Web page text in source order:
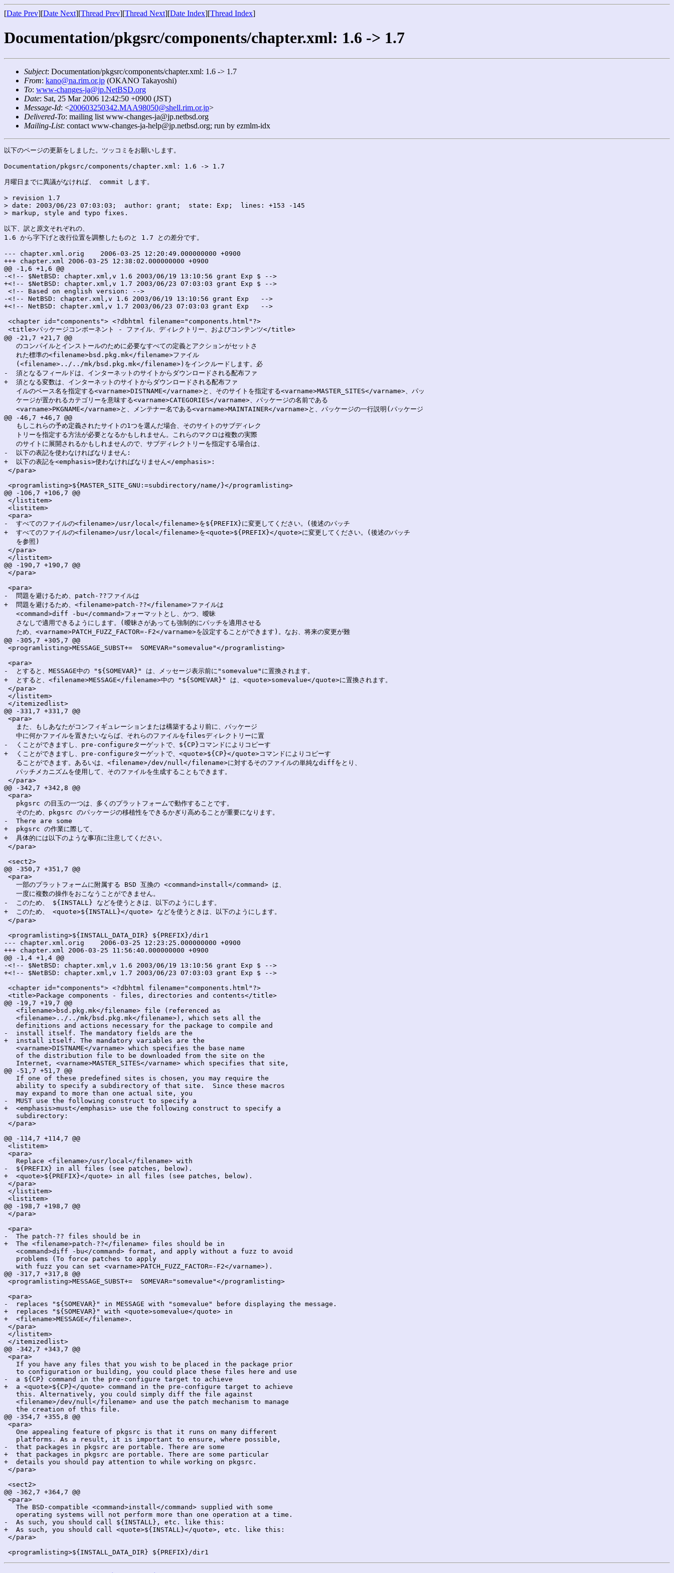
[Date Prev][Date Next][Thread Prev][Thread Next][Date Index][Thread Index]
Documentation/pkgsrc/components/chapter.xml: 1.6 -> 1.7
Subject: Documentation/pkgsrc/components/chapter.xml: 1.6 -> 1.7
From: kano@na.rim.or.jp (OKANO Takayoshi)
To: www-changes-ja@jp.NetBSD.org
Date: Sat, 25 Mar 2006 12:42:50 +0900 (JST)
Message-Id: <200603250342.MAA98050@shell.rim.or.jp>
Delivered-To: mailing list www-changes-ja@jp.netbsd.org
Mailing-List: contact www-changes-ja-help@jp.netbsd.org; run by ezmlm-idx
以下のページの更新をしました。ツッコミをお願いします。
Documentation/pkgsrc/components/chapter.xml: 1.6 -> 1.7
月曜日までに異議がなければ、 commit します。
> revision 1.7
> date: 2003/06/23 07:03:03;  author: grant;  state: Exp;  lines: +153 -145
> markup, style and typo fixes.
以下、訳と原文それぞれの、
1.6 から字下げと改行位置を調整したものと 1.7 との差分です。
--- chapter.xml.orig	2006-03-25 12:20:49.000000000 +0900
+++ chapter.xml	2006-03-25 12:38:02.000000000 +0900
@@ -1,6 +1,6 @@
-<!-- $NetBSD: chapter.xml,v 1.6 2003/06/19 13:10:56 grant Exp $ -->
+<!-- $NetBSD: chapter.xml,v 1.7 2003/06/23 07:03:03 grant Exp $ -->
<!-- Based on english version: -->
-<!-- NetBSD: chapter.xml,v 1.6 2003/06/19 13:10:56 grant Exp   -->
+<!-- NetBSD: chapter.xml,v 1.7 2003/06/23 07:03:03 grant Exp   -->
<chapter id="components"> <?dbhtml filename="components.html"?>
<title>パッケージコンポーネント - ファイル、ディレクトリー、およびコンテンツ</title>
@@ -21,7 +21,7 @@
   のコンパイルとインストールのために必要なすべての定義とアクションがセットさ
   れた標準の<filename>bsd.pkg.mk</filename>ファイル
   (<filename>../../mk/bsd.pkg.mk</filename>)をインクルードします。必
-  須となるフィールドは、インターネットのサイトからダウンロードされる配布ファ
+  須となる変数は、インターネットのサイトからダウンロードされる配布ファ
   イルのベース名を指定する<varname>DISTNAME</varname>と、そのサイトを指定する<varname>MASTER_SITES</varname>、パッ
   ケージが置かれるカテゴリーを意味する<varname>CATEGORIES</varname>、パッケージの名前である
   <varname>PKGNAME</varname>と、メンテナー名である<varname>MAINTAINER</varname>と、パッケージの一行説明(パッケージ
@@ -46,7 +46,7 @@
   もしこれらの予め定義されたサイトの1つを選んだ場合、そのサイトのサブディレク
   トリーを指定する方法が必要となるかもしれません。これらのマクロは複数の実際
   のサイトに展開されるかもしれませんので、サブディレクトリーを指定する場合は、
-  以下の表記を使わなければなりません:
+  以下の表記を<emphasis>使わなければなりません</emphasis>:
</para>
<programlisting>${MASTER_SITE_GNU:=subdirectory/name/}</programlisting>
@@ -106,7 +106,7 @@
</listitem>
<listitem>
<para>
-  すべてのファイルの<filename>/usr/local</filename>を${PREFIX}に変更してください。(後述のパッチ
+  すべてのファイルの<filename>/usr/local</filename>を<quote>${PREFIX}</quote>に変更してください。(後述のパッチ
   を参照)
</para>
</listitem>
@@ -190,7 +190,7 @@
</para>
<para>
-  問題を避けるため、patch-??ファイルは
+  問題を避けるため、<filename>patch-??</filename>ファイルは
   <command>diff -bu</command>フォーマットとし、かつ、曖昧
   さなしで適用できるようにします。(曖昧さがあっても強制的にパッチを適用させる
   ため、<varname>PATCH_FUZZ_FACTOR=-F2</varname>を設定することができます)。なお、将来の変更が難
@@ -305,7 +305,7 @@
<programlisting>MESSAGE_SUBST+=  SOMEVAR="somevalue"</programlisting>
<para>
-  とすると、MESSAGE中の "${SOMEVAR}" は、メッセージ表示前に"somevalue"に置換されます。
+  とすると、<filename>MESSAGE</filename>中の "${SOMEVAR}" は、<quote>somevalue</quote>に置換されます。
</para>
</listitem>
</itemizedlist>
@@ -331,7 +331,7 @@
<para>
   また、もしあなたがコンフィギュレーションまたは構築するより前に、パッケージ
   中に何かファイルを置きたいならば、それらのファイルをfilesディレクトリーに置
-  くことができますし、pre-configureターゲットで、${CP}コマンドによりコピーす
+  くことができますし、pre-configureターゲットで、<quote>${CP}</quote>コマンドによりコピーす
   ることができます。あるいは、<filename>/dev/null</filename>に対するそのファイルの単純なdiffをとり、
   パッチメカニズムを使用して、そのファイルを生成することもできます。
</para>
@@ -342,7 +342,8 @@
<para>
   pkgsrc の目玉の一つは、多くのプラットフォームで動作することです。
   そのため、pkgsrc のパッケージの移植性をできるかぎり高めることが重要になります。
-  There are some
+  pkgsrc の作業に際して、
+  具体的には以下のような事項に注意してください。
</para>
<sect2>
@@ -350,7 +351,7 @@
<para>
   一部のプラットフォームに附属する BSD 互換の <command>install</command> は、
   一度に複数の操作をおこなうことができません。
-  このため、 ${INSTALL} などを使うときは、以下のようにします。
+  このため、 <quote>${INSTALL}</quote> などを使うときは、以下のようにします。
</para>
<programlisting>${INSTALL_DATA_DIR} ${PREFIX}/dir1
--- chapter.xml.orig	2006-03-25 12:23:25.000000000 +0900
+++ chapter.xml	2006-03-25 11:56:40.000000000 +0900
@@ -1,4 +1,4 @@
-<!-- $NetBSD: chapter.xml,v 1.6 2003/06/19 13:10:56 grant Exp $ -->
+<!-- $NetBSD: chapter.xml,v 1.7 2003/06/23 07:03:03 grant Exp $ -->
<chapter id="components"> <?dbhtml filename="components.html"?>
<title>Package components - files, directories and contents</title>
@@ -19,7 +19,7 @@
   <filename>bsd.pkg.mk</filename> file (referenced as
   <filename>../../mk/bsd.pkg.mk</filename>), which sets all the
   definitions and actions necessary for the package to compile and
-  install itself. The mandatory fields are the
+  install itself. The mandatory variables are the
   <varname>DISTNAME</varname> which specifies the base name
   of the distribution file to be downloaded from the site on the
   Internet, <varname>MASTER_SITES</varname> which specifies that site,
@@ -51,7 +51,7 @@
   If one of these predefined sites is chosen, you may require the
   ability to specify a subdirectory of that site.  Since these macros
   may expand to more than one actual site, you
-  MUST use the following construct to specify a
+  <emphasis>must</emphasis> use the following construct to specify a
   subdirectory:
</para>
@@ -114,7 +114,7 @@
<listitem>
<para>
   Replace <filename>/usr/local</filename> with
-  ${PREFIX} in all files (see patches, below).
+  <quote>${PREFIX}</quote> in all files (see patches, below).
</para>
</listitem>
<listitem>
@@ -198,7 +198,7 @@
</para>
<para>
-  The patch-?? files should be in
+  The <filename>patch-??</filename> files should be in
   <command>diff -bu</command> format, and apply without a fuzz to avoid
   problems (To force patches to apply
   with fuzz you can set <varname>PATCH_FUZZ_FACTOR=-F2</varname>).
@@ -317,7 +317,8 @@
<programlisting>MESSAGE_SUBST+=  SOMEVAR="somevalue"</programlisting>
<para>
-  replaces "${SOMEVAR}" in MESSAGE with "somevalue" before displaying the message.
+  replaces "${SOMEVAR}" with <quote>somevalue</quote> in
+  <filename>MESSAGE</filename>.
</para>
</listitem>
</itemizedlist>
@@ -342,7 +343,7 @@
<para>
   If you have any files that you wish to be placed in the package prior
   to configuration or building, you could place these files here and use
-  a ${CP} command in the pre-configure target to achieve
+  a <quote>${CP}</quote> command in the pre-configure target to achieve
   this. Alternatively, you could simply diff the file against
   <filename>/dev/null</filename> and use the patch mechanism to manage
   the creation of this file.
@@ -354,7 +355,8 @@
<para>
   One appealing feature of pkgsrc is that it runs on many different
   platforms. As a result, it is important to ensure, where possible,
-  that packages in pkgsrc are portable. There are some
+  that packages in pkgsrc are portable. There are some particular
+  details you should pay attention to while working on pkgsrc.
</para>
<sect2>
@@ -362,7 +364,7 @@
<para>
   The BSD-compatible <command>install</command> supplied with some
   operating systems will not perform more than one operation at a time.
-  As such, you should call ${INSTALL}, etc. like this:
+  As such, you should call <quote>${INSTALL}</quote>, etc. like this:
</para>